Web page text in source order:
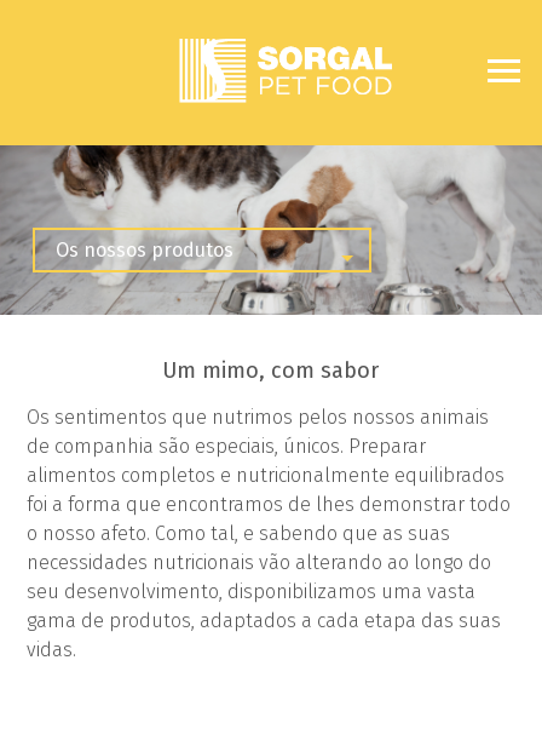
Um mimo, com sabor
Os sentimentos que nutrimos pelos nossos animais
de companhia são especiais, únicos. Preparar
alimentos completos e nutricionalmente equilibrados
foi a forma que encontramos de lhes demonstrar todo
o nosso afeto. Como tal, e sabendo que as suas
necessidades nutricionais vão alterando ao longo do
seu desenvolvimento, disponibilizamos uma vasta
gama de produtos, adaptados a cada etapa das suas
vidas.